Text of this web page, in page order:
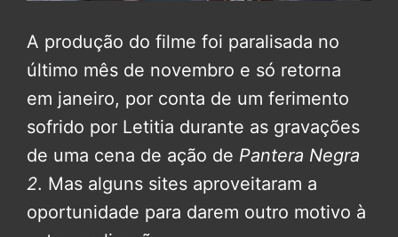
A produção do filme foi paralisada no
último mês de novembro e só retorna
em janeiro, por conta de um ferimento
sofrido por Letitia durante as gravações
de uma cena de ação de Pantera Negra
2. Mas alguns sites aproveitaram a
oportunidade para darem outro motivo à